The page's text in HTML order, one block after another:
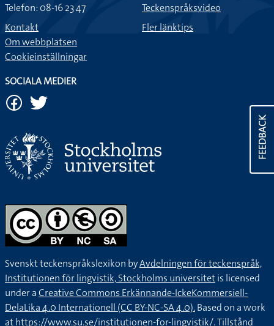
FEEDBACK
Telefon: 08-16 23 47
Kontakt
Om webbplatsen
Cookieinställningar
Teckenspråksvideo
Fler länktips
SOCIALA MEDIER
Svenskt teckenspråkslexikon byAvdelningen för teckenspråk,
Institutionen för lingvistik, Stockholms universitetis licensed
under aCreative Commons Erkännande-IckeKommersiell-
DelaLika 4.0 Internationell (CC BY-NC-SA 4.0).Based on a work
athttps://www.su.se/institutionen-for-lingvistik/. Tillstånd